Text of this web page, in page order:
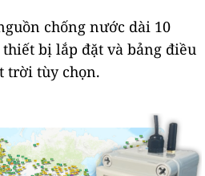
chống nước dài 10
bị lắp đặt và bảng điều
trời tùy chọn.